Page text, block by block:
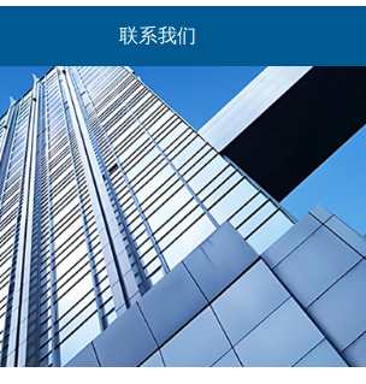
联系我们